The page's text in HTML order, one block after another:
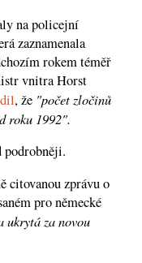
na policejní
zaznamenala
rokem téměř
vnitra Horst
, že "počet zločinů
roku 1992".
podrobněji.
citovanou zprávu o
pro německé
ukrytá za novou